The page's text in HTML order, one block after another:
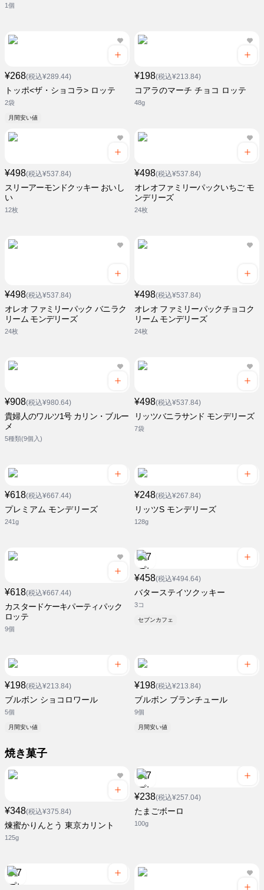
1個
¥268(税込¥289.44)
トッポ<ザ・ショコラ> ロッテ
2袋
月間安い値
¥198(税込¥213.84)
コアラのマーチ チョコ ロッテ
48g
¥498(税込¥537.84)
スリーアーモンドクッキー おいし
い
12枚
¥498(税込¥537.84)
オレオファミリーパックいちご モ
ンデリーズ
24枚
¥498(税込¥537.84)
オレオ ファミリーパック バニラク
リーム モンデリーズ
24枚
¥498(税込¥537.84)
オレオ ファミリーパックチョコク
リーム モンデリーズ
24枚
¥908(税込¥980.64)
貴婦人のワルツ1号 カリン・ブルー
メ
5種類(9個入)
¥498(税込¥537.84)
リッツバニラサンド モンデリーズ
7袋
¥618(税込¥667.44)
プレミアム モンデリーズ
241g
¥248(税込¥267.84)
リッツS モンデリーズ
128g
¥618(税込¥667.44)
カスタードケーキパーティパック
ロッテ
9個
¥458(税込¥494.64)
バターステイツクッキー
3コ
セブンカフェ
¥198(税込¥213.84)
ブルボン ショコロワール
5個
月間安い値
¥198(税込¥213.84)
ブルボン ブランチュール
9個
月間安い値
焼き菓子
¥348(税込¥375.84)
煉蜜かりんとう 東京カリント
125g
¥238(税込¥257.04)
たまごボーロ
100g